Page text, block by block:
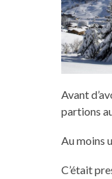
Avant
partions
Au moins
C’était